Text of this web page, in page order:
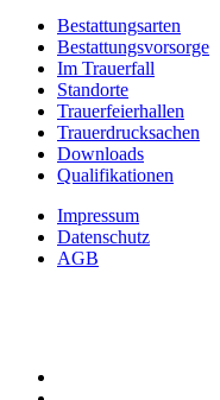
Bestattungsarten
Bestattungsvorsorge
Im Trauerfall
Standorte
Trauerfeierhallen
Trauerdrucksachen
Downloads
Qualifikationen
Impressum
Datenschutz
AGB